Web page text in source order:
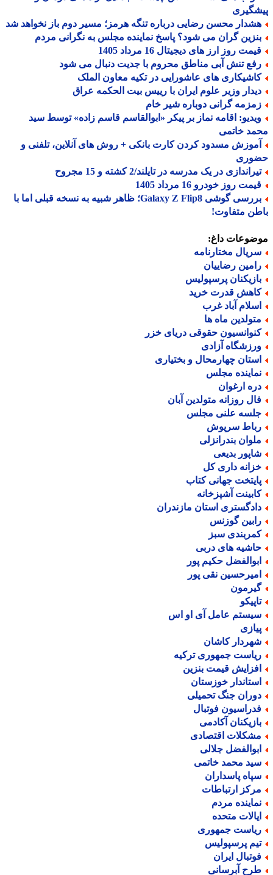
محسن رضایی درباره تنگه هرمز؛ مسیر دوم باز نخواهد شد
گران می شود؟ پاسخ نماینده مجلس به نگرانی مردم
روز ارز های دیجیتال 16 مرداد 1405
تنش آبی مناطق محروم با جدیت دنبال می شود
های عاشورایی در تکیه معاون الملک
وزیر علوم ایران با رییس بیت الحکمه عراق
گرانی دوباره شیر خام
اقامه نماز بر پیکر «ابوالقاسم قاسم زاده» توسط سید
خاتمی
مسدود کردن کارت بانکی + روش های آنلاین، تلفنی و
در یک مدرسه در تایلند/2 کشته و 15 مجروح
روز خودرو 16 مرداد 1405
بررسی گوشی Galaxy Z Flip8؛ ظاهر شبیه به نسخه قبلی اما با
متفاوت!
داغ:
مختارنامه
رضاییان
پرسپولیس
قدرت خرید
آباد غرب
ماه ها
حقوقی دریای خزر
آزادی
چهارمحال و بختیاری
مجلس
ارغوان
روزانه متولدین آبان
علنی مجلس
سرپوش
بندرانزلی
بدیعی
داری کل
جهانی کتاب
آشپزخانه
استان مازندران
گوزنس
سبز
های دربی
حکیم پور
نقی پور
عامل آی او اس
کاشان
جمهوری ترکیه
قیمت بنزین
خوزستان
جنگ تحمیلی
فوتبال
آکادمی
اقتصادی
جلالی
محمد خاتمی
پاسداران
ارتباطات
مردم
متحده
جمهوری
پرسپولیس
ایران
آبرسانی